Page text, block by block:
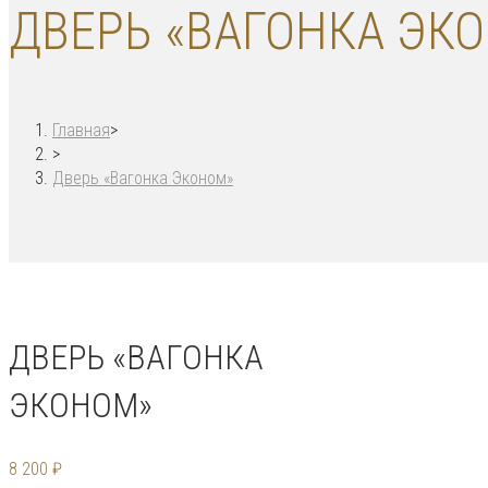
ДВЕРЬ «ВАГОНКА
Главная>
>
Дверь «Вагонка Эконом»
ДВЕРЬ «ВАГОНКА
ЭКОНОМ»
8 200 ₽